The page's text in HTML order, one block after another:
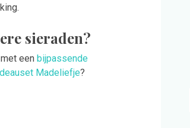
sieraden?
een bijpassende
Madeliefje?